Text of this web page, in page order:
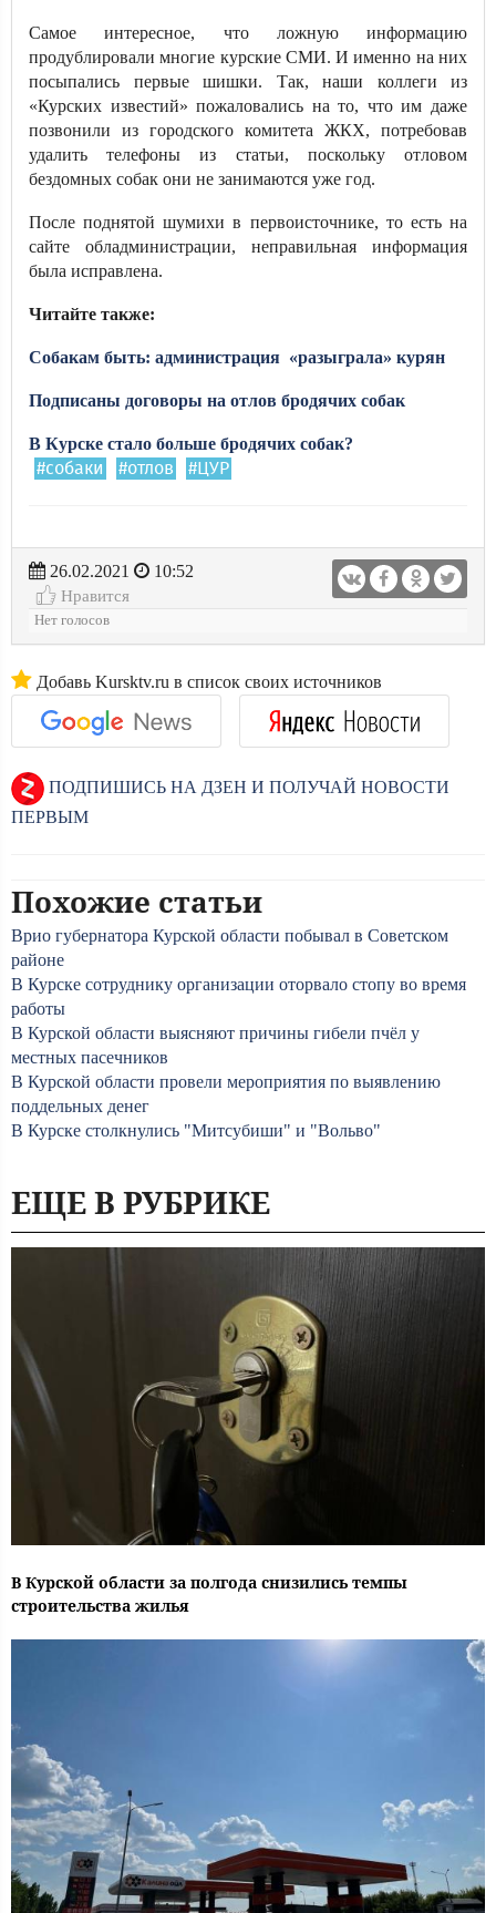
Самое интересное, что ложную информацию
продублировали многие курские СМИ. И именно на них
посыпались первые шишки. Так, наши коллеги из
«Курских известий» пожаловались на то, что им даже
позвонили из городского комитета ЖКХ, потребовав
удалить телефоны из статьи, поскольку отловом
бездомных собак они не занимаются уже год.
После поднятой шумихи в первоисточнике, то есть на
сайте обладминистрации, неправильная информация
была исправлена.
Читайте также:
Собакам быть: администрация «разыграла» курян
Подписаны договоры на отлов бродячих собак
В Курске стало больше бродячих собак?
#собаки #отлов #ЦУР
26.02.2021
10:52
Нравится
Нет голосов
Добавь Kursktv.ru в список своих источников
ПОДПИШИСЬ НА ДЗЕН И ПОЛУЧАЙ НОВОСТИ
ПЕРВЫМ
Похожие статьи
Врио губернатора Курской области побывал в Советском
районе
В Курске сотруднику организации оторвало стопу во время
работы
В Курской области выясняют причины гибели пчёл у
местных пасечников
В Курской области провели мероприятия по выявлению
поддельных денег
В Курске столкнулись "Митсубиши" и "Вольво"
ЕЩЕ В РУБРИКЕ
В Курской области за полгода снизились темпы
строительства жилья